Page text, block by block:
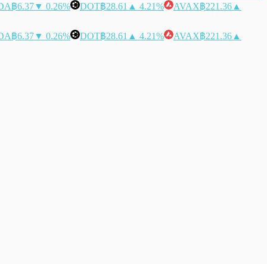
฿6.37▼ 0.26% DOT฿28.61 ▲ 4.21% AVAX฿221.36 ▲
฿6.37▼ 0.26% DOT฿28.61 ▲ 4.21% AVAX฿221.36 ▲